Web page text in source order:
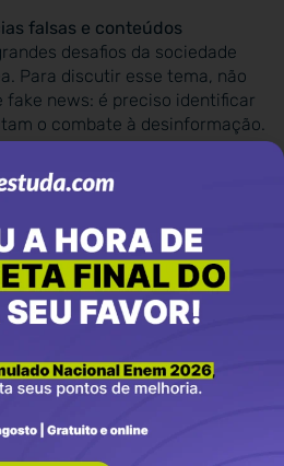
falsas e conteúdos
desafios da sociedade
Para discutir esse tema, não
fake news: é preciso identificar
o combate à desinformação.
estão a baixa educação
redes sociais, a polarização
conteúdos sensacionalistas.
em regulamentar o ambiente
de expressão.
o papel da escola, da
de distinguir fatos de
para fortalecer o
um ambiente informacional